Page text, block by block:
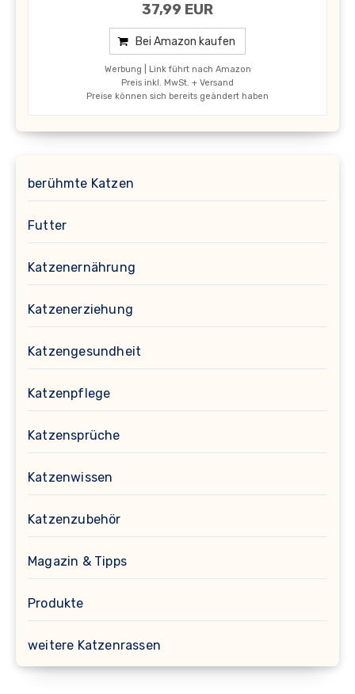
37,99 EUR
Bei Amazon kaufen
Werbung | Link führt nach Amazon
Preis inkl. MwSt. + Versand
Preise können sich bereits geändert haben
berühmte Katzen
Futter
Katzenernährung
Katzenerziehung
Katzengesundheit
Katzenpflege
Katzensprüche
Katzenwissen
Katzenzubehör
Magazin & Tipps
Produkte
weitere Katzenrassen